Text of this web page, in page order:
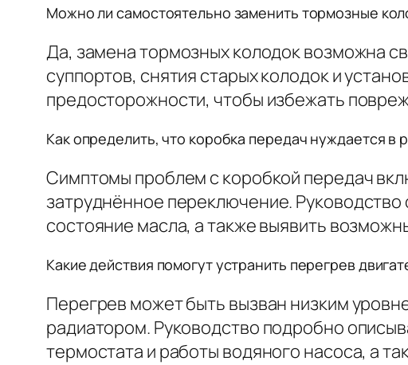
Можно ли самостоятельно заменить тормозные
Да, замена тормозных колодок возможна
суппортов, снятия старых колодок и
предосторожности, чтобы избежать
Как определить, что коробка передач нуждается в
Симптомы проблем с коробкой передач
затруднённое переключение. Руководство
состояние масла, а также выявить
Какие действия помогут устранить перегрев
Перегрев может быть вызван низким
радиатором. Руководство подробно
термостата и работы водяного насоса, а